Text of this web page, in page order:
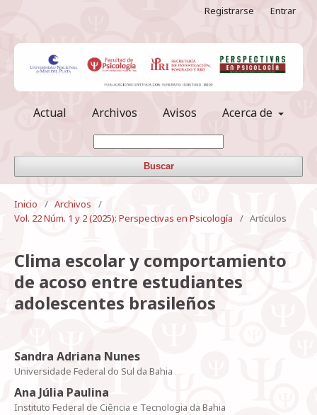
Actual Archivos Avisos Acerca de
Buscar
Registrarse Entrar
Inicio / Archivos
/
Vol. 22 Núm. 1 y 2 (2025): Perspectivas en Psicología
/ Artículos
Clima escolar y comportamiento
de acoso entre estudiantes
adolescentes brasileños
Sandra Adriana Nunes
Universidade Federal do Sul da Bahia
Ana Júlia Paulina
Instituto Federal de Ciência e Tecnologia da Bahia